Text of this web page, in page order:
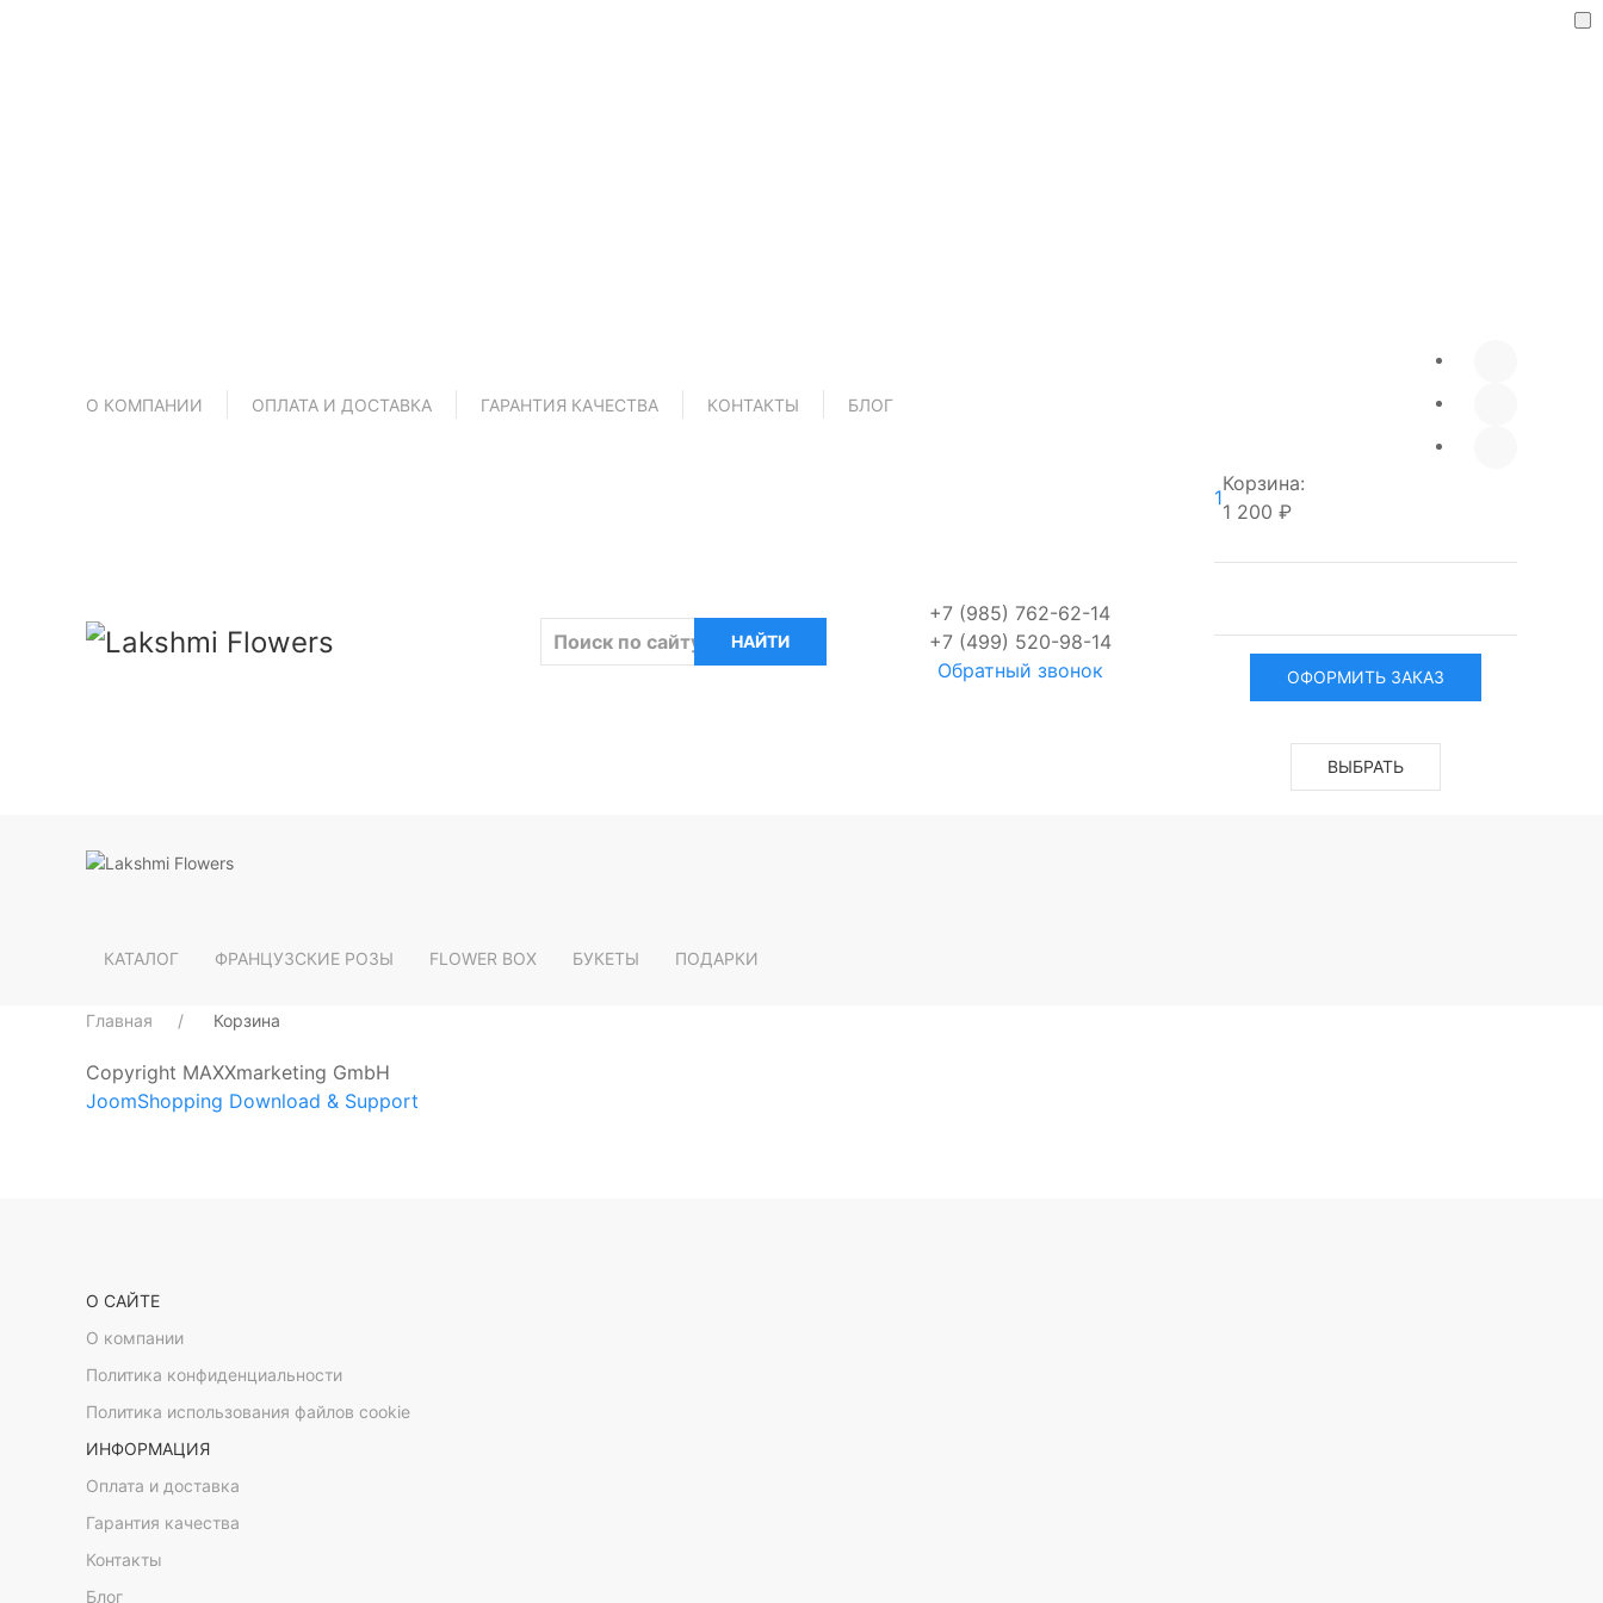
О КОМПАНИИ ОПЛАТА И ДОСТАВКА ГАРАНТИЯ КАЧЕСТВА КОНТАКТЫ БЛОГ
+7 (985) 762-62-14
+7 (499) 520-98-14
Обратный звонок
1
Корзина:
1 200 ₽
ОФОРМИТЬ ЗАКАЗ
ВЫБРАТЬ
КАТАЛОГ ФРАНЦУЗСКИЕ РОЗЫ FLOWER BOX БУКЕТЫ ПОДАРКИ
Главная Корзина
Copyright MAXXmarketing GmbH
JoomShopping Download & Support
О САЙТЕ
О компании
Политика конфиденциальности
Политика использования файлов cookie
ИНФОРМАЦИЯ
Оплата и доставка
Гарантия качества
Контакты
Блог